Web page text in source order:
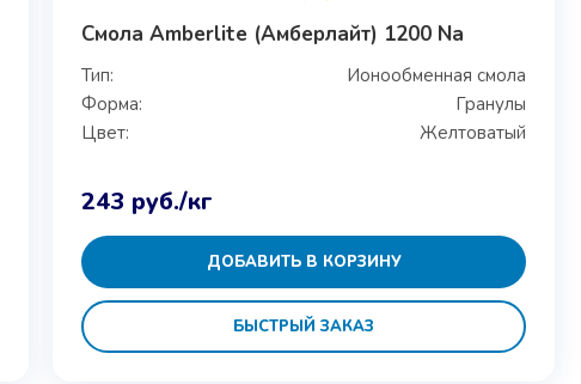
Смола Amberlite (Амберлайт) 1200 Na
Тип:
Ионообменная смола
Форма:
Гранулы
Цвет:
Желтоватый
243 руб./кг
ДОБАВИТЬ В КОРЗИНУ
БЫСТРЫЙ ЗАКАЗ